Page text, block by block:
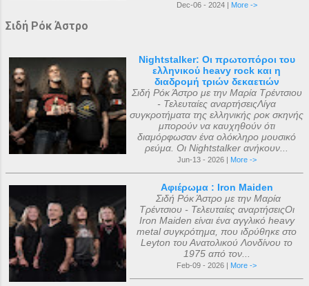
Dec-06 - 2024 | More ->
Σιδή Ρόκ Άστρο
Nightstalker: Οι πρωτοπόροι του
ελληνικού heavy rock και η
διαδρομή τριών δεκαετιών
Σιδή Ρόκ Άστρο με την Μαρία Τρέντσιου
- Τελευταίες αναρτήσειςΛίγα
συγκροτήματα της ελληνικής ροκ σκηνής
μπορούν να καυχηθούν ότι
διαμόρφωσαν ένα ολόκληρο μουσικό
ρεύμα. Οι Nightstalker ανήκουν...
Jun-13 - 2026 | More ->
Αφιέρωμα : Iron Maiden
Σιδή Ρόκ Άστρο με την Μαρία
Τρέντσιου - Τελευταίες αναρτήσειςΟι
Iron Maiden είναι ένα αγγλικό heavy
metal συγκρότημα, που ιδρύθηκε στο
Leyton του Ανατολικού Λονδίνου το
1975 από τον...
Feb-09 - 2026 | More ->